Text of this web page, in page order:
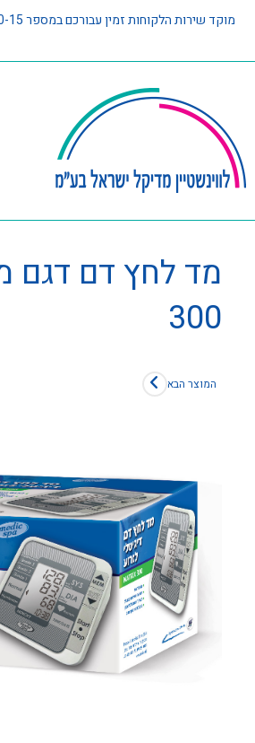
מוקד שירות הלקוחות זמין עבורכם במספר 1700-50-60-15
מד לחץ דם דגם
300
המוצר הבא